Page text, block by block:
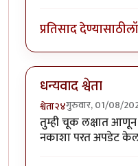
प्रतिसाद देण्यासाठी
धन्यवाद श्वेता
श्वेता२४गुरुवार, 01/08/
तुम्ही चूक लक्षात आणून
नकाशा परत अपडेट